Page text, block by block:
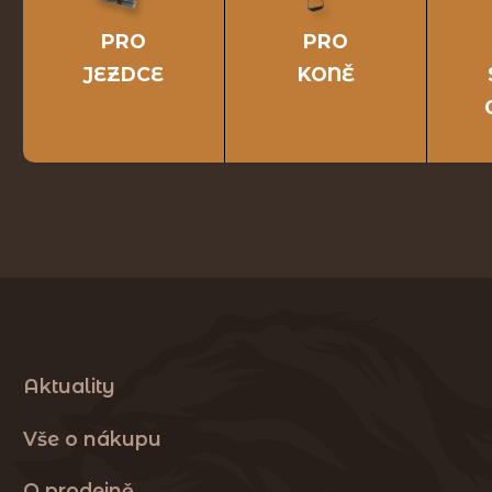
PRO
JEZDCE
PRO
KONĚ
Aktuality
Vše o nákupu